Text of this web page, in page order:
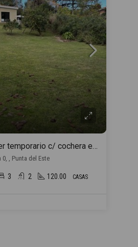
Casa en alquiler temporario c/ cochera en Playa Mansa
0, , Punta del Este
3 2 120.00 CASAS